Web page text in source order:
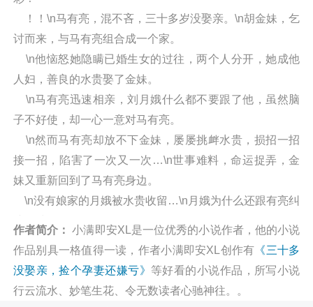
！！\n马有亮，混不吝，三十多岁没娶亲。\n胡金妹，乞
讨而来，与马有亮组合成一个家。
\n他恼怒她隐瞒已婚生女的过往，两个人分开，她成他
人妇，善良的水贵娶了金妹。
\n马有亮迅速相亲，刘月娥什么都不要跟了他，虽然脑
子不好使，却一心一意对马有亮。
\n然而马有亮却放不下金妹，屡屡挑衅水贵，损招一招
接一招，陷害了一次又一次…\n世事难料，命运捉弄，金
妹又重新回到了马有亮身边。
\n没有娘家的月娥被水贵收留…\n月娥为什么还跟有亮纠
作者简介： 小满即安XL是一位优秀的小说作者，他的小说
作品别具一格值得一读，作者小满即安XL创作有 《三十多
没娶亲，捡个孕妻还嫌亏》 等好看的小说作品，所写小说
行云流水、妙笔生花、令无数读者心驰神往。。